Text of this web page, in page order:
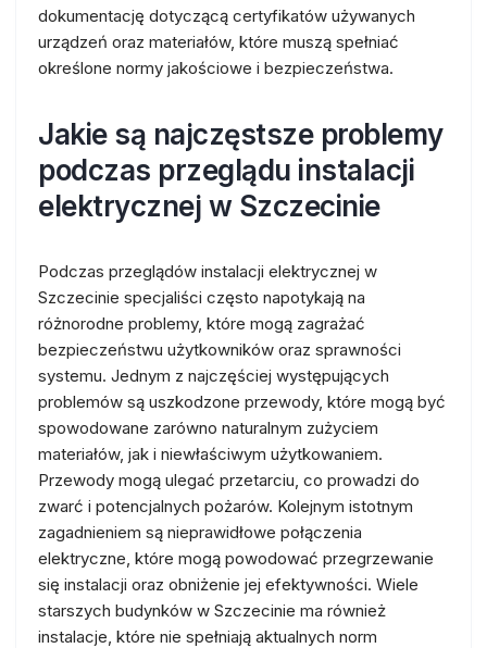
dokumentację dotyczącą certyfikatów używanych
urządzeń oraz materiałów, które muszą spełniać
określone normy jakościowe i bezpieczeństwa.
Jakie są najczęstsze problemy
podczas przeglądu instalacji
elektrycznej w Szczecinie
Podczas przeglądów instalacji elektrycznej w
Szczecinie specjaliści często napotykają na
różnorodne problemy, które mogą zagrażać
bezpieczeństwu użytkowników oraz sprawności
systemu. Jednym z najczęściej występujących
problemów są uszkodzone przewody, które mogą być
spowodowane zarówno naturalnym zużyciem
materiałów, jak i niewłaściwym użytkowaniem.
Przewody mogą ulegać przetarciu, co prowadzi do
zwarć i potencjalnych pożarów. Kolejnym istotnym
zagadnieniem są nieprawidłowe połączenia
elektryczne, które mogą powodować przegrzewanie
się instalacji oraz obniżenie jej efektywności. Wiele
starszych budynków w Szczecinie ma również
instalacje, które nie spełniają aktualnych norm